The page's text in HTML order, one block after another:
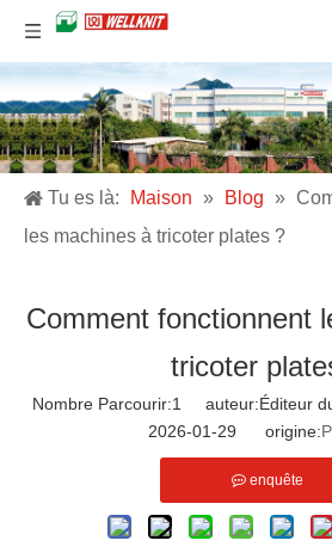
Tu es là: Maison » Blog »
les machines à tricoter plates ?
Comment fonctionnent
tricoter
Nombre Parcourir:1 auteur:Éditeur
2026-01-29 origine:
enquête